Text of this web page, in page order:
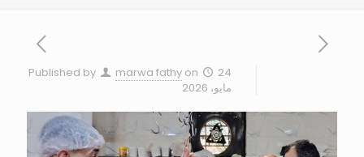
Published by marwa fathy on
24
مايو، 2026